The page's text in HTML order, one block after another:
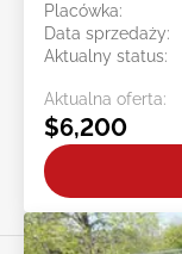
Placówka:
Data sprzedaży:
Aktualny status:
Aktualna oferta:
$6,200